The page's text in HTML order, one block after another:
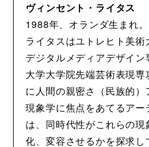
ヴィンセント・ライタス
1988年、オランダ生まれ。
ライタスはユトレヒト美
デジタルメディアデザイ
大学大学院先端芸術表現
に人間の親密さ（民族的
現象学に焦点をあてるア
は、同時代性がこれらの
化、変容させるかを探求